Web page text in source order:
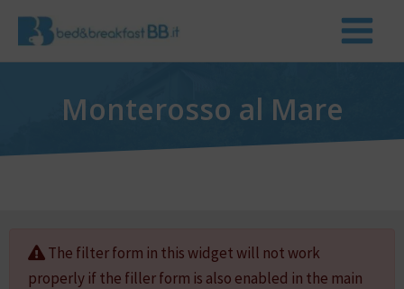
Monterosso al Mare
The filter form in this widget will not work
properly if the filler form is also enabled in the main